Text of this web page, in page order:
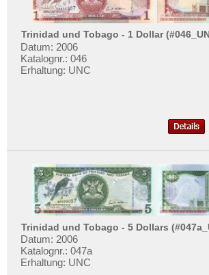
Senegal
Seychellen
Sierra Leone
Somalia
Sudan
Swaziland
Tansania
Togo
Tschad
Trinidad und Tobago - 1 Dollar
Datum: 2006
Katalognr.: 046
Erhaltung: UNC
Trinidad und Tobago - 5 Dollars
Datum: 2006
Katalognr.: 047a
Erhaltung: UNC